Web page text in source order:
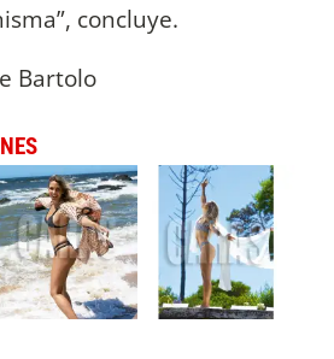
concluye.
Bartolo